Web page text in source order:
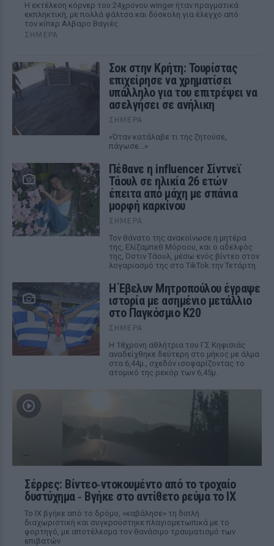
Η εκτέλεση κόρνερ του 24χρονου winger ήταν πραγματικά
εκπληκτική, με πολλά φάλτσα και δύσκολη για έλεγχο από
τον κίπερ Αλβαρο Βαγιές
ΣΉΜΕΡΑ
Σοκ στην Κρήτη: Τουρίστας
επιχείρησε να χρηματίσει
υπάλληλο για του επιτρέψει να
ασελγήσει σε ανήλικη
ΣΉΜΕΡΑ
«Όταν κατάλαβε τι της ζητούσε,
πάγωσε...»
Πέθανε η influencer Σίντνεϊ
Τάουλ σε ηλικία 26 ετών
έπειτα από μάχη με σπάνια
μορφή καρκίνου
ΣΉΜΕΡΑ
Τον θάνατο της ανακοίνωσε η μητέρα
της, Ελίζαμπεθ Μόροου, και ο αδελφός
της, Όστιν Τάουλ, μέσω ενός βίντεο στον
λογαριασμό της στο TikTok την Τετάρτη
Η Έβελυν Μητροπούλου έγραψε
ιστορία με ασημένιο μετάλλιο
στο Παγκόσμιο Κ20
ΣΉΜΕΡΑ
Η 18χρονη αθλήτρια του ΓΣ Κηφισιάς
αναδείχθηκε δεύτερη στο μήκος με άλμα
στα 6,44μ., σχεδόν ισοφαρίζοντας το
ατομικό της ρεκόρ των 6,45μ.
Σέρρες: Βίντεο‑ντοκουμέντο από το τροχαίο
δυστύχημα ‑ Βγήκε στο αντίθετο ρεύμα το ΙΧ
Το ΙΧ βγήκε από το δρόμο, «καβάλησε» τη διπλή
διαχωριστική και συγκρούστηκε πλαγιομετωπικά με το
φορτηγό, με αποτέλεσμα τον θανάσιμο τραυματισμό των
επιβατών